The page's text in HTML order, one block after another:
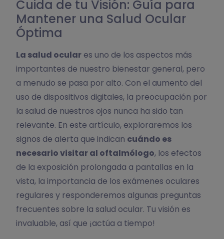
Cuida de tu Visión: Guía para
Mantener una Salud Ocular
Óptima
La salud ocular es uno de los aspectos más
importantes de nuestro bienestar general, pero
a menudo se pasa por alto. Con el aumento del
uso de dispositivos digitales, la preocupación por
la salud de nuestros ojos nunca ha sido tan
relevante. En este artículo, exploraremos los
signos de alerta que indican cuándo es
necesario visitar al oftalmólogo, los efectos
de la exposición prolongada a pantallas en la
vista, la importancia de los exámenes oculares
regulares y responderemos algunas preguntas
frecuentes sobre la salud ocular. Tu visión es
invaluable, así que ¡actúa a tiempo!